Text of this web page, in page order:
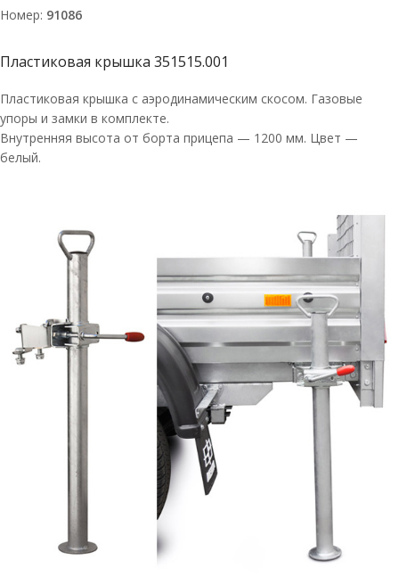
Номер: 91086
Пластиковая крышка 351515.001
Пластиковая крышка с аэродинамическим скосом. Газовые
упоры и замки в комплекте.
Внутренняя высота от борта прицепа — 1200 мм. Цвет —
белый.